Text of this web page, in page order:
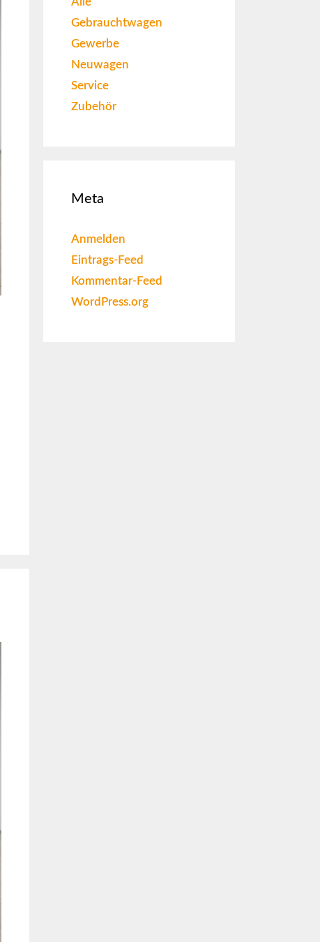
Gebrauchtwagen
Gewerbe
Neuwagen
Service
Zubehör
Meta
Anmelden
Eintrags-Feed
Kommentar-Feed
WordPress.org